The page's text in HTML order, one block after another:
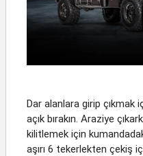
Dar alanlara girip çıkmak
açık bırakın. Araziye
kilitlemek için
aşırı 6 tekerlekten çekiş